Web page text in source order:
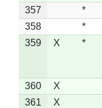
357
*
358
*
359
X *
360 X
361
X